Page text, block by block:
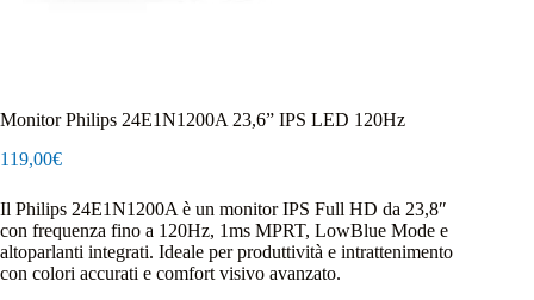
Monitor Philips 24E1N1200A 23,6” IPS LED 120Hz
119,00€
Il Philips 24E1N1200A è un monitor IPS Full HD da 23,8″
con frequenza fino a 120Hz, 1ms MPRT, LowBlue Mode e
altoparlanti integrati. Ideale per produttività e intrattenimento
con colori accurati e comfort visivo avanzato.